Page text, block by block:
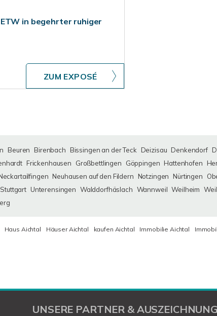
in begehrter ruhiger
ZUM EXPOSÉ
Beuren Birenbach Bissingen an der Teck Deizisau Denkendorf
Frickenhausen Großbettlingen Göppingen Hattenhofen
Neuhausen auf den Fildern Notzingen Nürtingen
Stuttgart Unterensingen Walddorfhäslach Wannweil Weilheim
Haus Aichtal Häuser Aichtal kaufen Aichtal Immobilie Aichtal
UNSERE PARTNER &